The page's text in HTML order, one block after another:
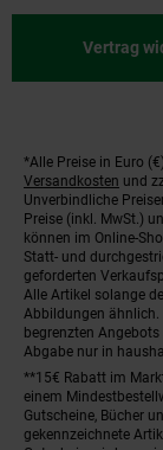
Vertrag
Fußnoten
*Alle Preise in Euro
Versandkosten und
Unverbindliche
Preise (inkl. MwSt.)
können im Online-
Statt- und
geforderten
Alle Artikel solange
Abbildungen ähnlich.
begrenzten
Abgabe nur in
**15€ Rabatt im
einem
Gutscheine, Bücher
gekennzeichnete